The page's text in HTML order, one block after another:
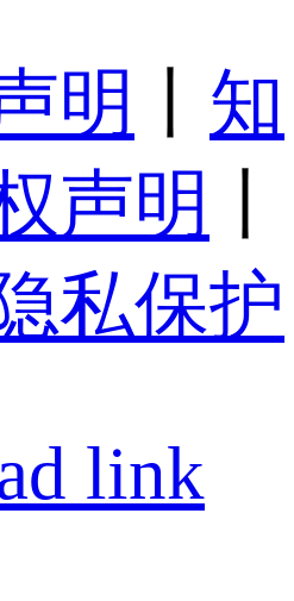
明
知
声明
私保护
link